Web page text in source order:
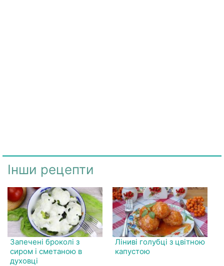
Інши рецепти
Запечені броколі з
сиром і сметаною в
духовці
Ліниві голубці з цвітною
капустою